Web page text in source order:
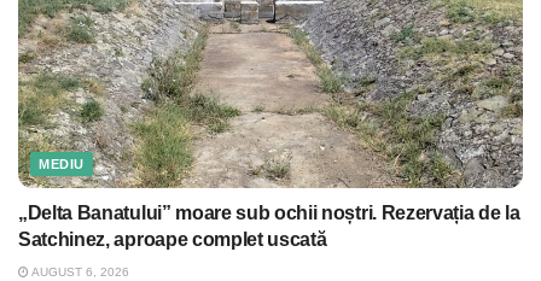
MEDIU
„Delta Banatului” moare sub ochii noștri. Rezervația de la
Satchinez, aproape complet uscată
AUGUST 6, 2026